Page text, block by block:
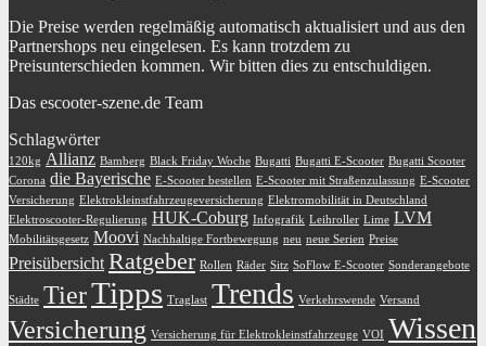
Die Preise werden regelmäßig automatisch aktualisiert und aus den
Partnershops neu eingelesen. Es kann trotzdem zu
Preisunterschieden kommen. Wir bitten dies zu entschuldigen.
Das escooter-szene.de Team
Schlagwörter
120kg Allianz Bamberg Black Friday Woche Bugatti Bugatti E-Scooter Bugatti Scooter
Corona die Bayerische E-Scooter bestellen E-Scooter mit Straßenzulassung E-Scooter
Versicherung Elektrokleinstfahrzeugeversicherung Elektromobilität in Deutschland
Elektroscooter-Regulierung HUK-Coburg Infografik Leihroller Lime LVM
Mobilitätsgesetz Moovi Nachhaltige Fortbewegung neu neue Serien Preise
Preisübersicht Ratgeber Rollen Räder Sitz SoFlow E-Scooter Sonderangebote
Städte TierTipps Traglast Trends Verkehrswende Versand
Versicherung Versicherung für Elektrokleinstfahrzeuge VOI Wissen